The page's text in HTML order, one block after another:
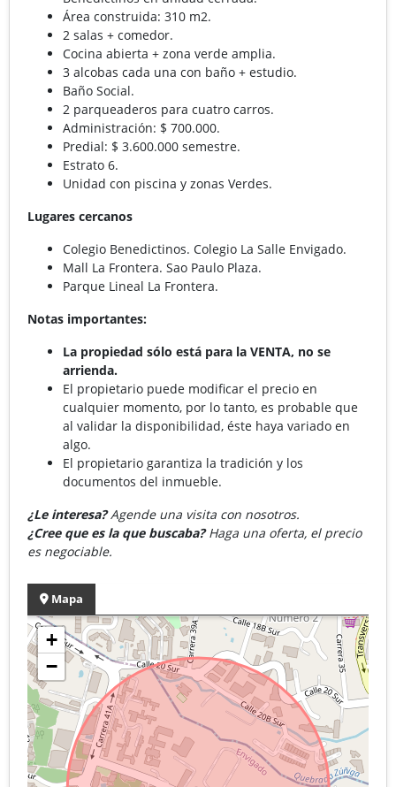
Área construida: 310 m2.
2 salas + comedor.
Cocina abierta + zona verde amplia.
3 alcobas cada una con baño + estudio.
Baño Social.
2 parqueaderos para cuatro carros.
Administración: $ 700.000.
Predial: $ 3.600.000 semestre.
Estrato 6.
Unidad con piscina y zonas Verdes.
Lugares cercanos
Colegio Benedictinos. Colegio La Salle Envigado.
Mall La Frontera. Sao Paulo Plaza.
Parque Lineal La Frontera.
Notas importantes:
La propiedad sólo está para la VENTA, no se
arrienda.
El propietario puede modificar el precio en
cualquier momento, por lo tanto, es probable que
al validar la disponibilidad, éste haya variado en
algo.
El propietario garantiza la tradición y los
documentos del inmueble.
¿Le interesa?Agende una visita con nosotros.
¿Cree que es la que buscaba?Haga una oferta, el precio
es negociable.
Mapa
+
−